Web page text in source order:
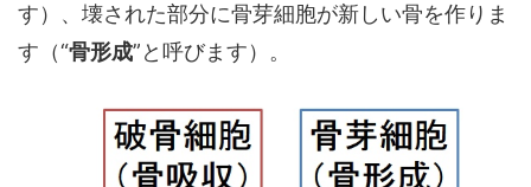
す）、壊された部分に骨芽細胞が新しい骨を作りま
す（“骨形成”と呼びます）。